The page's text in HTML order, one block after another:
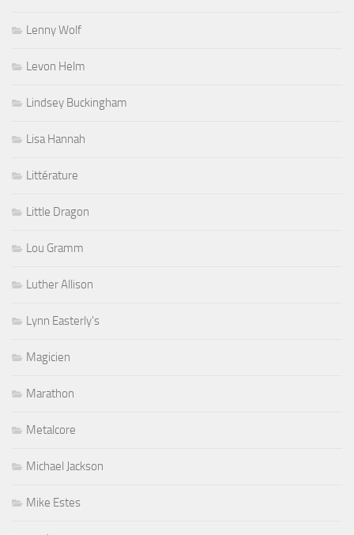
Lenny Wolf
Levon Helm
Lindsey Buckingham
Lisa Hannah
Littérature
Little Dragon
Lou Gramm
Luther Allison
Lynn Easterly's
Magicien
Marathon
Metalcore
Michael Jackson
Mike Estes